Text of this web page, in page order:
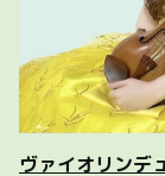
ヴァイオリンデ